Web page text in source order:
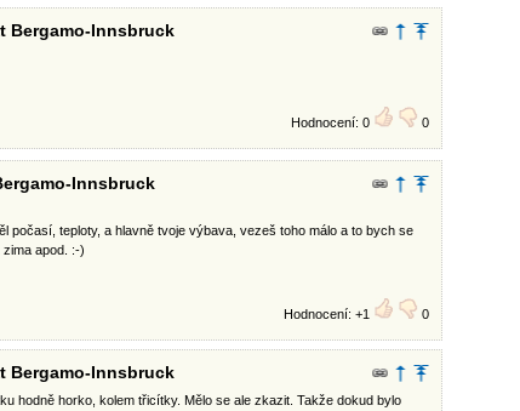
Bergamo-Innsbruck
Hodnocení: 0 0
Innsbruck
počasí, teploty, a hlavně tvoje výbava, vezeš toho málo a to bych se
apod. :-)
Hodnocení: +1 0
Bergamo-Innsbruck
hodně horko, kolem třicítky. Mělo se ale zkazit. Takže dokud bylo